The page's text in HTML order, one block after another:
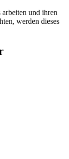
und ihren
werden dieses